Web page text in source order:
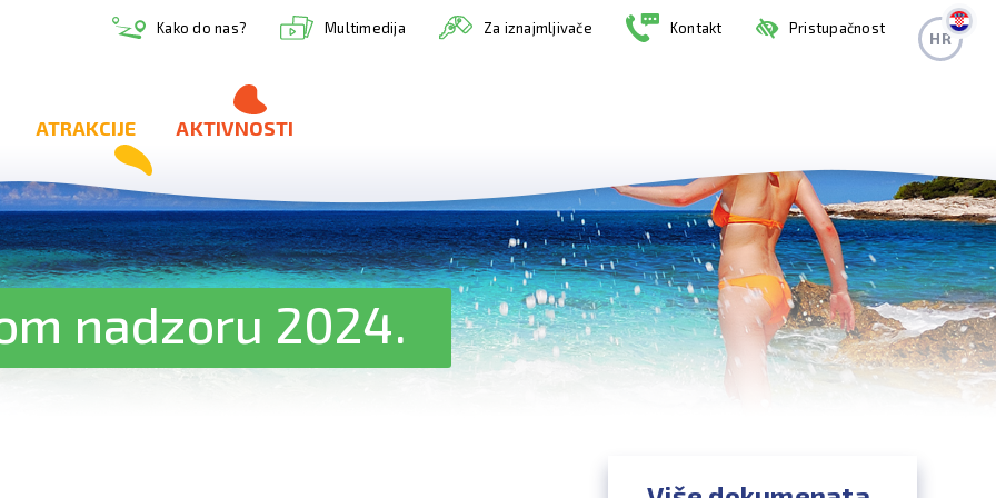
Kako do nas? Multimedija Za iznajmljivače Kontakt Pristupačnost
HR
ATRAKCIJE AKTIVNOSTI
nadzoru 2024.